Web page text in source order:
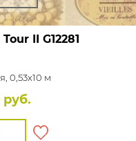
II G12281
0,53x10 м
руб.